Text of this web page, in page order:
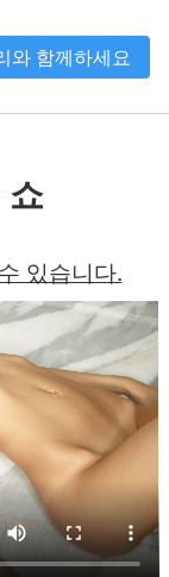
와 함께하세요
쇼
있습니다.